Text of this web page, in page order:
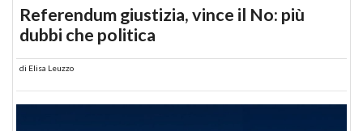
Referendum giustizia, vince il No: più
dubbi che politica
di Elisa Leuzzo